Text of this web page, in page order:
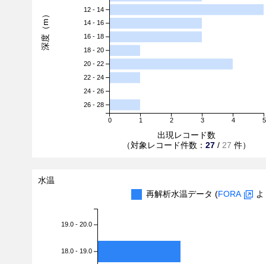
0 1 2 3 4 5
12 - 14
14 - 16
16 - 18
18 - 20
20 - 22
22 - 24
24 - 26
26 - 28
出現レコード数
（対象レコード件数： 27 / 27 件）
深度（m）
水温
再解析水温データ (FORA
19.0 - 20.0
18.0 - 19.0